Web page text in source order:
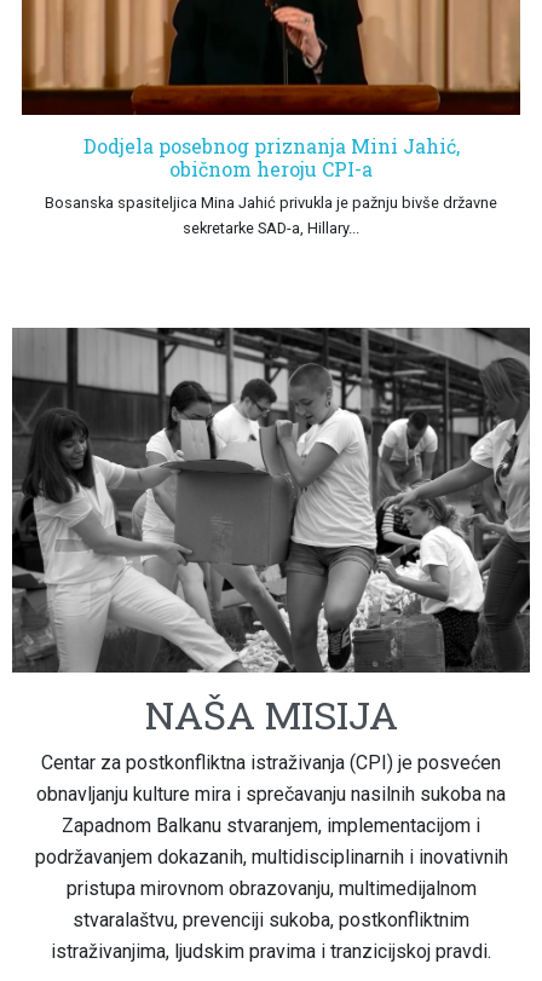
Dodjela posebnog priznanja Mini Jahić,
običnom heroju CPI-a
Bosanska spasiteljica Mina Jahić privukla je pažnju bivše državne
sekretarke SAD-a, Hillary...
NAŠA MISIJA
Centar za postkonfliktna istraživanja (CPI) je posvećen
obnavljanju kulture mira i sprečavanju nasilnih sukoba na
Zapadnom Balkanu stvaranjem, implementacijom i
podržavanjem dokazanih, multidisciplinarnih i inovativnih
pristupa mirovnom obrazovanju, multimedijalnom
stvaralaštvu, prevenciji sukoba, postkonfliktnim
istraživanjima, ljudskim pravima i tranzicijskoj pravdi.